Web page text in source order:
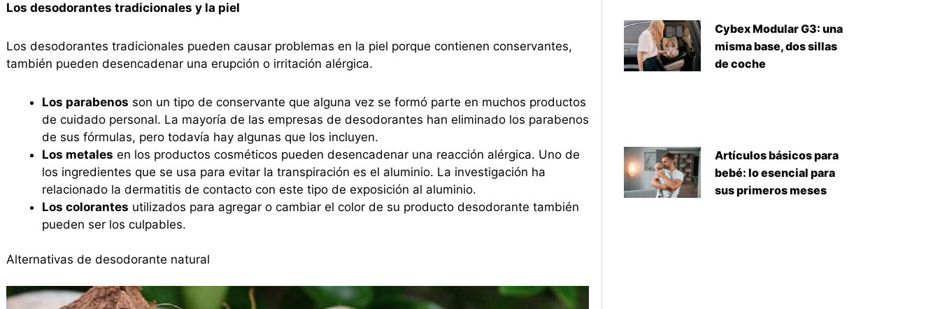
Los desodorantes tradicionales y la piel
Los desodorantes tradicionales pueden causar problemas en la piel porque contienen conservantes,
también pueden desencadenar una erupción o irritación alérgica.
Los parabenos son un tipo de conservante que alguna vez se formó parte en muchos productos
de cuidado personal. La mayoría de las empresas de desodorantes han eliminado los parabenos
de sus fórmulas, pero todavía hay algunas que los incluyen.
Los metales en los productos cosméticos pueden desencadenar una reacción alérgica. Uno de
los ingredientes que se usa para evitar la transpiración es el aluminio. La investigación ha
relacionado la dermatitis de contacto con este tipo de exposición al aluminio.
Los colorantes utilizados para agregar o cambiar el color de su producto desodorante también
pueden ser los culpables.
Alternativas de desodorante natural
Cybex Modular G3: una
misma base, dos sillas
de coche
Artículos básicos para
bebé: lo esencial para
sus primeros meses